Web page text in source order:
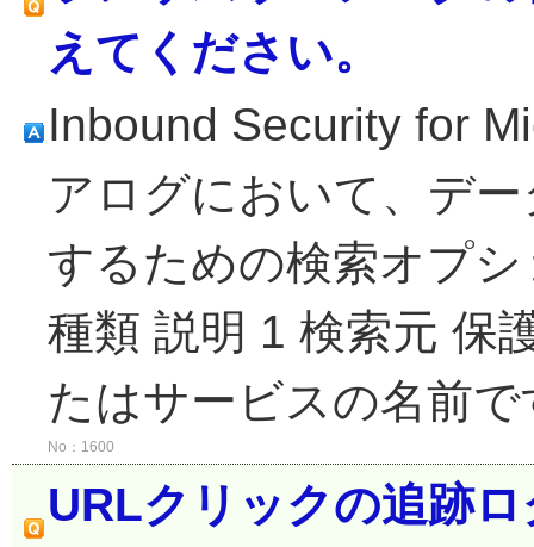
えてください。
Inbound Security for
アログにおいて、デ
するための検索オプ
種類 説明 1 検索元 保
たはサービスの名前
No：1600
URLクリックの追跡